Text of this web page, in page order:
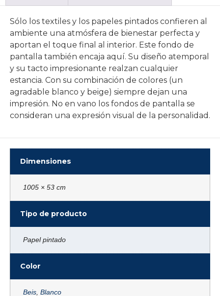
Sólo los textiles y los papeles pintados confieren al
ambiente una atmósfera de bienestar perfecta y
aportan el toque final al interior. Este fondo de
pantalla también encaja aquí. Su diseño atemporal
y su tacto impresionante realzan cualquier
estancia. Con su combinación de colores (un
agradable blanco y beige) siempre dejan una
impresión. No en vano los fondos de pantalla se
consideran una expresión visual de la personalidad.
Dimensiones
1005 × 53 cm
Tipo de producto
Papel pintado
Color
Beis Blanco